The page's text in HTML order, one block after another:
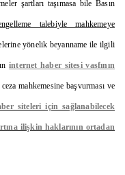
şartları taşımasa bile Basın
talebiyle mahkemeye
yönelik beyanname ile ilgili
internet haber sitesi vasfının
mahkemesine başvurması ve
siteleri için sağlanabilecek
ilişkin haklarının ortadan